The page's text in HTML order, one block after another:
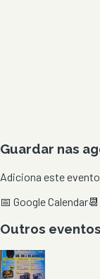
Guardar nas
Adiciona este
📅 Google Calendar
Outros